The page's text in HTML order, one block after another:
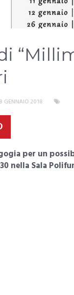
8 GENNAIO 2018
per un
nella Sala